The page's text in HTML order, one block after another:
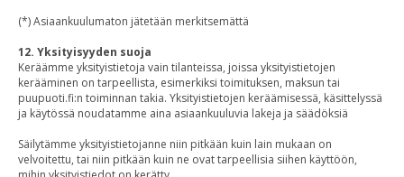
(*) Asiaankuulumaton jätetään merkitsemättä
12. Yksityisyyden suoja
Keräämme yksityistietoja vain tilanteissa, joissa yksityistietojen
kerääminen on tarpeellista, esimerkiksi toimituksen, maksun tai
puupuoti.fi:n toiminnan takia. Yksityistietojen keräämisessä, käsittelyssä
ja käytössä noudatamme aina asiaankuuluvia lakeja ja säädöksiä
Säilytämme yksityistietojanne niin pitkään kuin lain mukaan on
velvoitettu, tai niin pitkään kuin ne ovat tarpeellisia siihen käyttöön,